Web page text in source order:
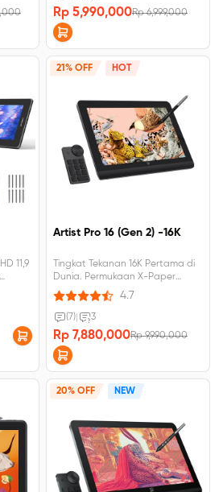
Rp 5,990,000Rp 6,999,000
11,9
21% OFF HOT
Artist Pro 16 (Gen 2) -16K
Tingkat Tekanan 16K Pertama di
Dunia. Permukaan X-Paper
Terbaik untuk Kreasi Imersif.
Bersertifikat TÜV SÜD, cahaya
biru redup, enak dilihat. Δ E＜2.2,
akurasi warna tinggi. 159% sRGB,
Resolusi FHD 2560×1600.
4.7
(7) 3
Rp 7,880,000Rp 9,990,000
20% OFF NEW